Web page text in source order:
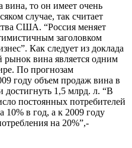
вина, то он имеет очень
случае, так считает
США. “Россия меняет
заголовком
Как следует из доклада
вина является одним
По прогнозам
году объем продаж вина в
достигнуть 1,5 млрд. л. “В
постоянных потребителей
10% в год, а к 2009 году
на 20%”,-